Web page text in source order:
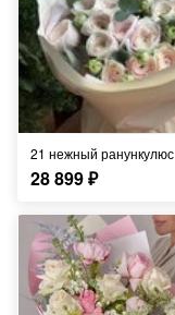
21 нежный ранункулюс
28 899₽